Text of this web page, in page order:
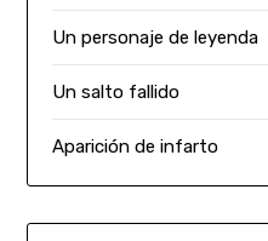
Un personaje de leyenda
Un salto fallido
Aparición de infarto